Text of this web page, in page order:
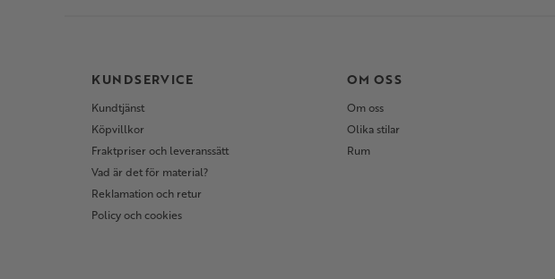
KUNDSERVICE
Kundtjänst
Köpvillkor
Fraktpriser och leveranssätt
Vad är det för material?
Reklamation och retur
Policy och cookies
OM OSS
Om oss
Olika stilar
Rum